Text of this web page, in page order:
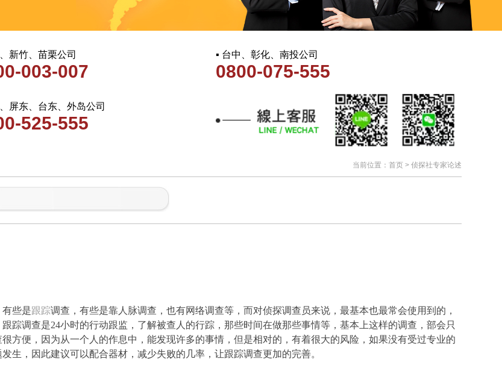
当前位置： 首页> 侦探社专家论述
新竹、苗栗公司
003-007
▪ 台中、彰化、南投公司
0800-075-555
屏东、台东、外岛公司
525-555
些是跟踪调查，有些是靠人脉调查，也有网络调查等，而对侦探调查员来说，最基本也最常会使用到的，
踪调查是24小时的行动跟监，了解被查人的行踪，那些时间在做那些事情等，基本上这样的调查，部会只
方便，因为从一个人的作息中，能发现许多的事情，但是相对的，有着很大的风险，如果没有受过专业的
生，因此建议可以配合器材，减少失败的几率，让跟踪调查更加的完善。